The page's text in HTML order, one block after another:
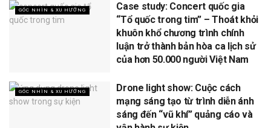
GÓC NHÌN & XU HƯỚNG
Case study: Concert quốc gia
“Tổ quốc trong tim” – Thoát khỏi
khuôn khổ chương trình chính
luận trở thành bản hòa ca lịch sử
của hơn 50.000 người Việt Nam
GÓC NHÌN & XU HƯỚNG
Drone light show: Cuộc cách
mạng sáng tạo từ trình diễn ánh
sáng đến “vũ khí” quảng cáo và